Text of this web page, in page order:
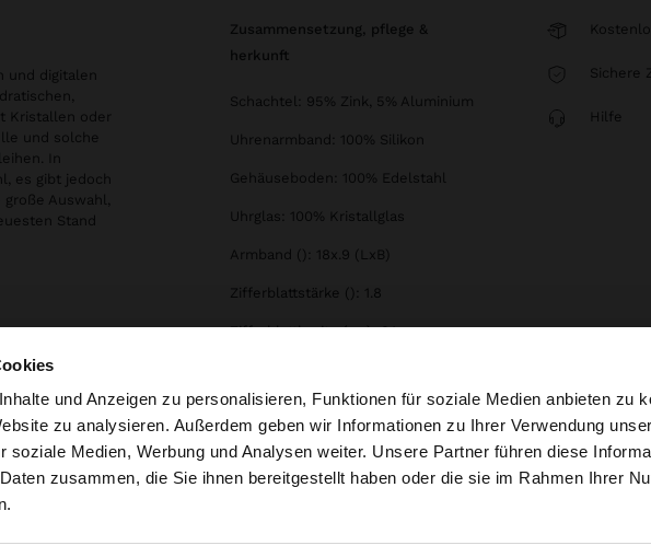
und Anzeigen zu personalisieren, Funktionen für soziale Medien anbieten zu
zu analysieren. Außerdem geben wir Informationen zu Ihrer Verwendung
soziale Medien, Werbung und Analysen weiter. Unsere Partner führen diese
zusammen, die Sie ihnen bereitgestellt haben oder die sie im Rahmen Ihrer
auf die Website zu. Möchten Sie unsere United States Website
und digitalen
Kristallen oder
und solche
In
es gibt jedoch
Auswahl,
Stand
zusammensetzung, pflege &
herkunft
Schachtel: 95% Zink, 5% Aluminium
Uhrenarmband: 100% Silikon
Gehäuseboden: 100% Edelstahl
Uhrglas: 100% Kristallglas
Armband (): 18x.9 (LxB)
Zifferblattstärke (): 1.8
Zifferblattbreite (cm): 3.1
Sichere
Hilfe